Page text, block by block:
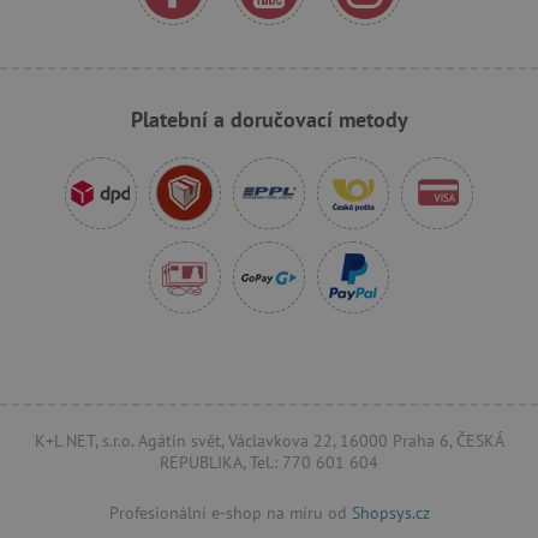
Platební a doručovací metody
K+L NET, s.r.o. Agátin svět, Václavkova 22, 16000 Praha 6, ČESKÁ
REPUBLIKA, Tel.: 770 601 604
Profesionální e-shop na míru od Shopsys.cz
cjConsent .agatinsvet.cz